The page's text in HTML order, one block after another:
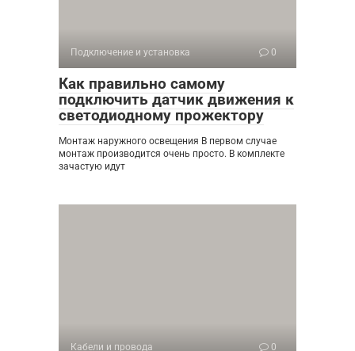
Подключение и установка 0
Как правильно самому
подключить датчик движения к
светодиодному прожектору
Монтаж наружного освещения В первом случае
монтаж производится очень просто. В комплекте
зачастую идут
Кабели и провода 0